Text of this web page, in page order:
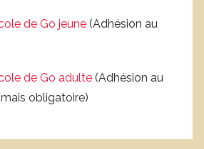
de Go jeune (Adhésion au
de Go adulte (Adhésion au
obligatoire)